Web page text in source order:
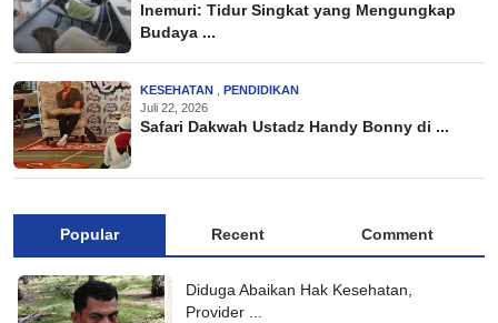
Inemuri: Tidur Singkat yang Mengungkap
Budaya ...
KESEHATAN
PENDIDIKAN
Juli 22, 2026
Safari Dakwah Ustadz Handy Bonny di ...
Popular Recent Comment
Diduga Abaikan Hak Kesehatan,
Provider ...